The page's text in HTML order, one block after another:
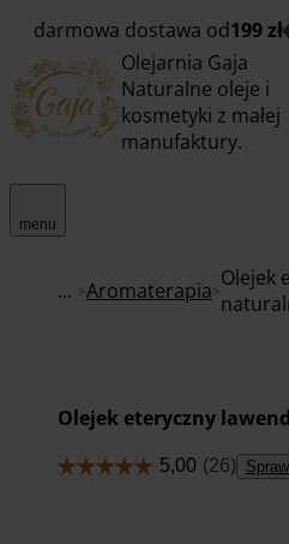
darmowa dostawa od199 zł
Olejarnia Gaja
Naturalne oleje i
kosmetyki z małej
manufaktury.
menu
... Aromaterapia Olejek
Olejek eteryczny